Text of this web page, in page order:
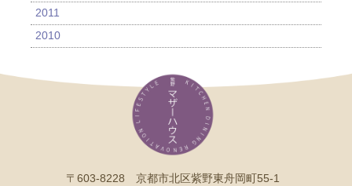
2011
2010
〒603-8228 京都市北区紫野東舟岡町55-1